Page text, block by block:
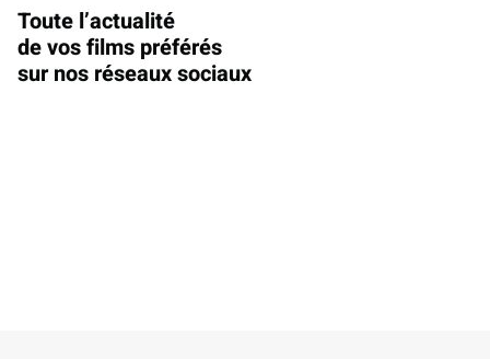
Toute l’actualité
de vos films préférés
sur nos réseaux sociaux